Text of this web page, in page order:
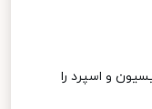
و اسپرد را